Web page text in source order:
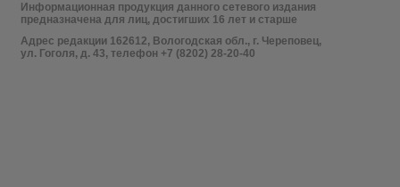
Информационная продукция данного сетевого издания
предназначена для лиц, достигших 16 лет и старше
Адрес редакции 162612, Вологодская обл., г. Череповец,
ул. Гоголя, д. 43, телефон +7 (8202) 28-20-40